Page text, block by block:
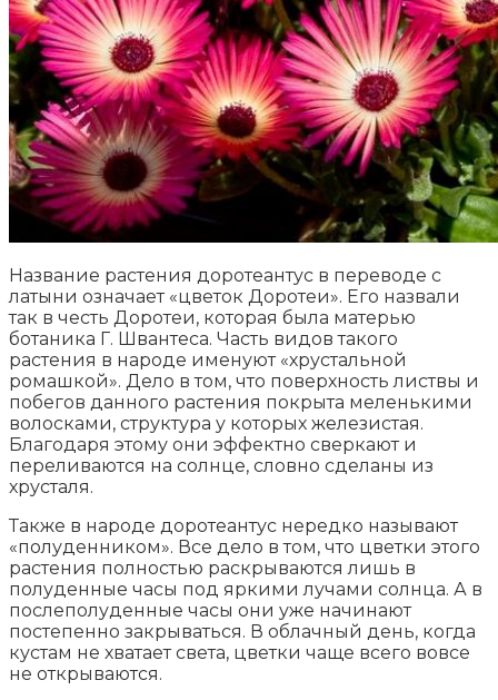
Название растения доротеантус в переводе с
латыни означает «цветок Доротеи». Его назвали
так в честь Доротеи, которая была матерью
ботаника Г. Швантеса. Часть видов такого
растения в народе именуют «хрустальной
ромашкой». Дело в том, что поверхность листвы и
побегов данного растения покрыта меленькими
волосками, структура у которых железистая.
Благодаря этому они эффектно сверкают и
переливаются на солнце, словно сделаны из
хрусталя.
Также в народе доротеантус нередко называют
«полуденником». Все дело в том, что цветки этого
растения полностью раскрываются лишь в
полуденные часы под яркими лучами солнца. А в
послеполуденные часы они уже начинают
постепенно закрываться. В облачный день, когда
кустам не хватает света, цветки чаще всего вовсе
не открываются.